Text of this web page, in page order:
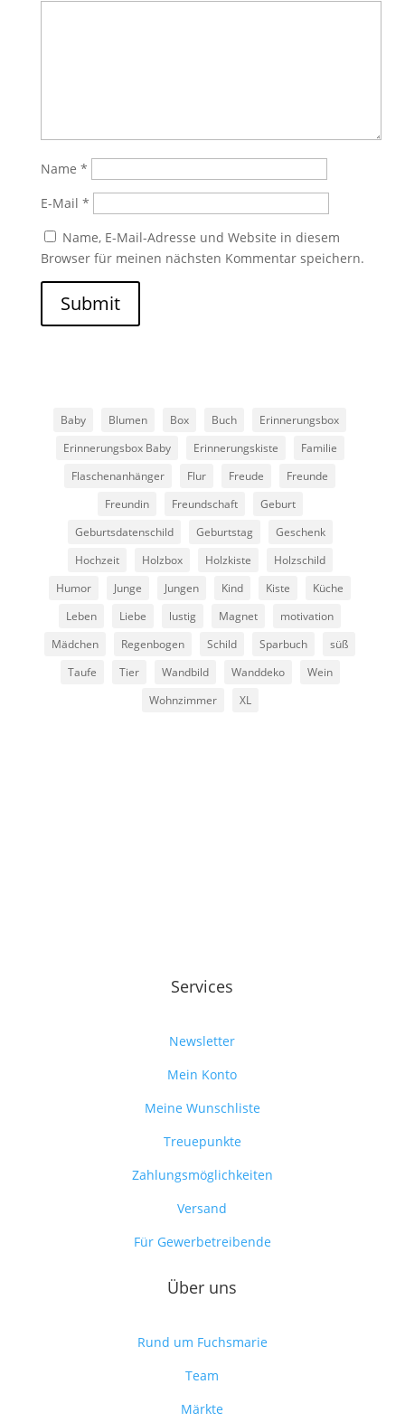
Name *
E-Mail *
Name, E-Mail-Adresse und Website in diesem
Browser für meinen nächsten Kommentar speichern.
Submit
Baby Blumen Box Buch
Erinnerungsbox
Erinnerungsbox Baby
Erinnerungskiste
Familie
Flaschenanhänger
Flur Freude
Freunde
Freundin
Freundschaft
Geburt
Geburtsdatenschild
Geburtstag
Geschenk
Hochzeit
Holzbox Holzkiste
Holzschild
Humor
Junge Jungen Kind Kiste
Küche
Leben
Liebe lustig Magnet
motivation
Mädchen
Regenbogen Schild Sparbuch
süß
Taufe
Tier Wandbild Wanddeko
Wein
Wohnzimmer
XL
Services
Newsletter
Mein Konto
Meine Wunschliste
Treuepunkte
Zahlungsmöglichkeiten
Versand
Für Gewerbetreibende
Über uns
Rund um Fuchsmarie
Team
Märkte